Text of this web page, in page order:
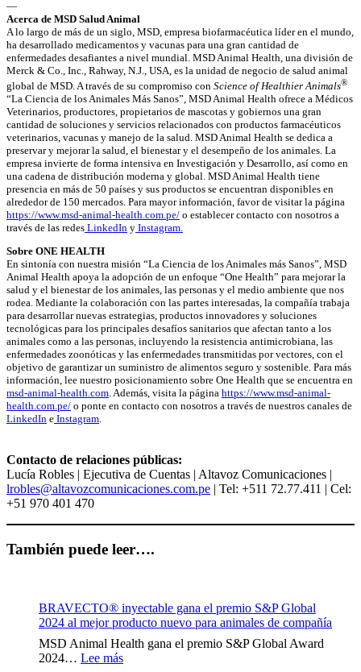
—
Acerca de MSD Salud Animal
A lo largo de más de un siglo, MSD, empresa biofarmacéutica líder en el mundo,
ha desarrollado medicamentos y vacunas para una gran cantidad de
enfermedades desafiantes a nivel mundial. MSD Animal Health, una división de
Merck & Co., Inc., Rahway, N.J., USA, es la unidad de negocio de salud animal
global de MSD. A través de su compromiso con Science of Healthier Animals®
“La Ciencia de los Animales Más Sanos”, MSD Animal Health ofrece a Médicos
Veterinarios, productores, propietarios de mascotas y gobiernos una gran
cantidad de soluciones y servicios relacionados con productos farmacéuticos
veterinarios, vacunas y manejo de la salud. MSD Animal Health se dedica a
preservar y mejorar la salud, el bienestar y el desempeño de los animales. La
empresa invierte de forma intensiva en Investigación y Desarrollo, así como en
una cadena de distribución moderna y global. MSD Animal Health tiene
presencia en más de 50 países y sus productos se encuentran disponibles en
alrededor de 150 mercados. Para mayor información, favor de visitar la página
https://www.msd-animal-health.com.pe/ o establecer contacto con nosotros a
través de las redes LinkedIn y Instagram.
Sobre ONE HEALTH
En sintonía con nuestra misión “La Ciencia de los Animales más Sanos”, MSD
Animal Health apoya la adopción de un enfoque “One Health” para mejorar la
salud y el bienestar de los animales, las personas y el medio ambiente que nos
rodea. Mediante la colaboración con las partes interesadas, la compañía trabaja
para desarrollar nuevas estrategias, productos innovadores y soluciones
tecnológicas para los principales desafíos sanitarios que afectan tanto a los
animales como a las personas, incluyendo la resistencia antimicrobiana, las
enfermedades zoonóticas y las enfermedades transmitidas por vectores, con el
objetivo de garantizar un suministro de alimentos seguro y sostenible. Para más
información, lee nuestro posicionamiento sobre One Health que se encuentra en
msd-animal-health.com. Además, visita la página https://www.msd-animal-
health.com.pe/ o ponte en contacto con nosotros a través de nuestros canales de
LinkedIn e Instagram.
Contacto de relaciones públicas:
Lucía Robles | Ejecutiva de Cuentas | Altavoz Comunicaciones |
lrobles@altavozcomunicaciones.com.pe | Tel: +511 72.77.411 | Cel:
+51 970 401 470
También puede leer….
BRAVECTO® inyectable gana el premio S&P Global
2024 al mejor producto nuevo para animales de compañía
MSD Animal Health gana el premio S&P Global Award
2024… Lee más: